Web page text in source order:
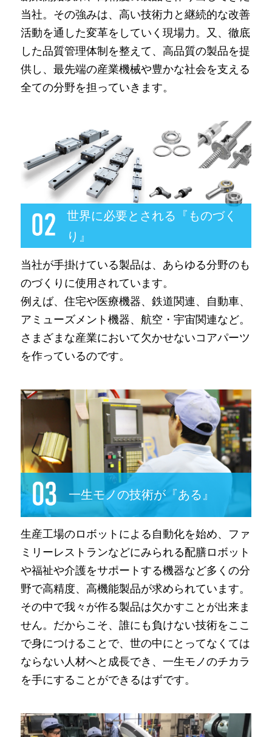
当社。その強みは、高い技術力と継続的な改善
活動を通した変革をしていく現場力。又、徹底
した品質管理体制を整えて、高品質の製品を提
供し、最先端の産業機械や豊かな社会を支える
全ての分野を担っていきます。
世界に必要とされる『ものづく
り』
当社が手掛けている製品は、あらゆる分野のも
のづくりに使用されています。
例えば、住宅や医療機器、鉄道関連、自動車、
アミューズメント機器、航空・宇宙関連など。
さまざまな産業において欠かせないコアパーツ
を作っているのです。
一生モノの技術が『ある』
生産工場のロボットによる自動化を始め、ファ
ミリーレストランなどにみられる配膳ロボット
や福祉や介護をサポートする機器など多くの分
野で高精度、高機能製品が求められています。
その中で我々が作る製品は欠かすことが出来ま
せん。だからこそ、誰にも負けない技術をここ
で身につけることで、世の中にとってなくては
ならない人材へと成長でき、一生モノのチカラ
を手にすることができるはずです。